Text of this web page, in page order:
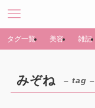
タグ一覧 美容 雑記
みぞね – tag –